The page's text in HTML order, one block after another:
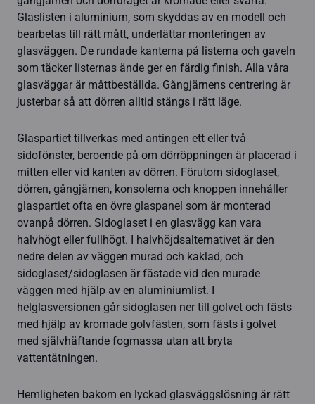
Glaslisten i aluminium, som skyddas av en modell och
bearbetas till rätt mått, underlättar monteringen av
glasväggen. De rundade kanterna på listerna och gaveln
som täcker listernas ände ger en färdig finish. Alla våra
glasväggar är måttbeställda. Gångjärnens centrering är
justerbar så att dörren alltid stängs i rätt läge.
Glaspartiet tillverkas med antingen ett eller två
sidofönster, beroende på om dörröppningen är placerad i
mitten eller vid kanten av dörren. Förutom sidoglaset,
dörren, gångjärnen, konsolerna och knoppen innehåller
glaspartiet ofta en övre glaspanel som är monterad
ovanpå dörren. Sidoglaset i en glasvägg kan vara
halvhögt eller fullhögt. I halvhöjdsalternativet är den
nedre delen av väggen murad och kaklad, och
sidoglaset/sidoglasen är fästade vid den murade
väggen med hjälp av en aluminiumlist. I
helglasversionen går sidoglasen ner till golvet och fästs
med hjälp av kromade golvfästen, som fästs i golvet
med självhäftande fogmassa utan att bryta
vattentätningen.
Hemligheten bakom en lyckad glasväggslösning är rätt